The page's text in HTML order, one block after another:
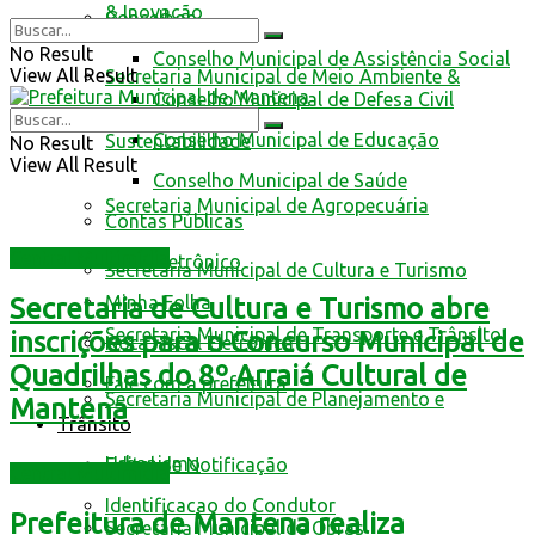
Conselhos
Conselho Municipal de Assistência Social
Conselho Municipal de Defesa Civil
Conselho Municipal de Educação
Conselho Municipal de Saúde
Contas Públicas
Livro Eletrônico
Minha Folha
Nota Fiscal Eletrônica
Fale com a prefeitura
Trânsito
Edital de Notificação
Identificacao do Condutor
& Inovação
Secretaria Municipal de Meio Ambiente &
Sustentabilidade
Secretaria Municipal de Agropecuária
Secretaria Municipal de Cultura e Turismo
Secretaria Municipal de Transporte e Trânsito
Secretaria Municipal de Planejamento e
Urbanismo
Secretaria Municipal de Obras
No Result
View All Result
No Result
View All Result
Secretaria de Cultura e Turismo abre
inscrições para o Concurso Municipal de
Quadrilhas do 8º Arraiá Cultural de
Mantena
Prefeitura de Mantena realiza